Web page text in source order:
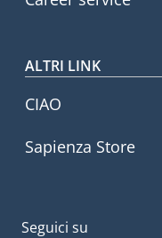
ALTRI LINK
CIAO
Sapienza Store
Seguici su